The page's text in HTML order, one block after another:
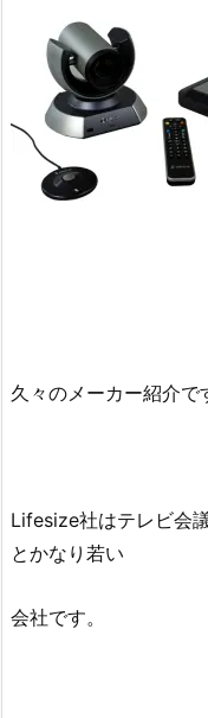
久々のメーカー紹介で
Lifesize社はテレビ会
とかなり若い
会社です。